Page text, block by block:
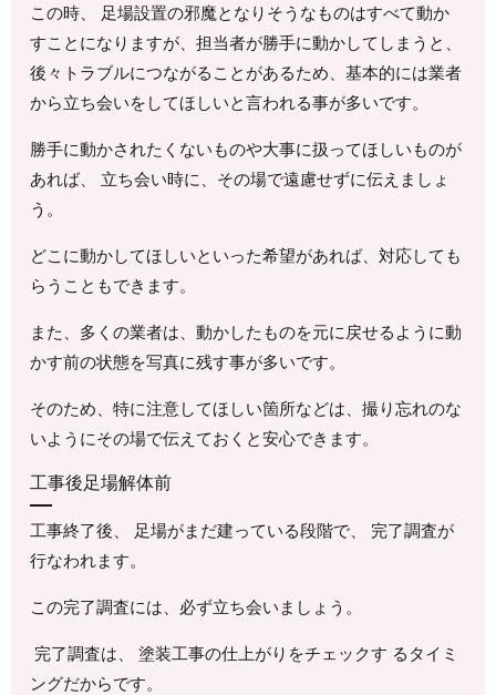
この時、 足場設置の邪魔となりそうなものはすべて動か
すことになりますが、担当者が勝手に動かしてしまうと、
後々トラブルにつながることがあるため、基本的には業者
から立ち会いをしてほしいと言われる事が多いです。
勝手に動かされたくないものや大事に扱ってほしいものが
あれば、 立ち会い時に、その場で遠慮せずに伝えましょ
う。
どこに動かしてほしいといった希望があれば、対応しても
らうこともできます。
また、多くの業者は、動かしたものを元に戻せるように動
かす前の状態を写真に残す事が多いです。
そのため、特に注意してほしい箇所などは、撮り忘れのな
いようにその場で伝えておくと安心できます。
工事後足場解体前
工事終了後、 足場がまだ建っている段階で、 完了調査が
行なわれます。
この完了調査には、必ず立ち会いましょう。
完了調査は、 塗装工事の仕上がりをチェックす るタイミ
ングだからです。